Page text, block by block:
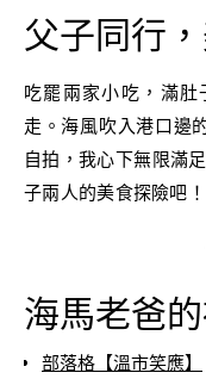
父子同行
吃罷兩家小吃，滿
走。海風吹入港口邊
自拍，我心下無限滿
子兩人的美食探險吧！
海馬老爸
部落格【溫市笑應】